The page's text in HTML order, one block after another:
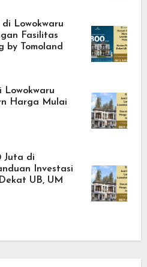
Lowokwaru
Fasilitas
by Tomoland
Lowokwaru
Harga Mulai
Juta di
Investasi
UB, UM